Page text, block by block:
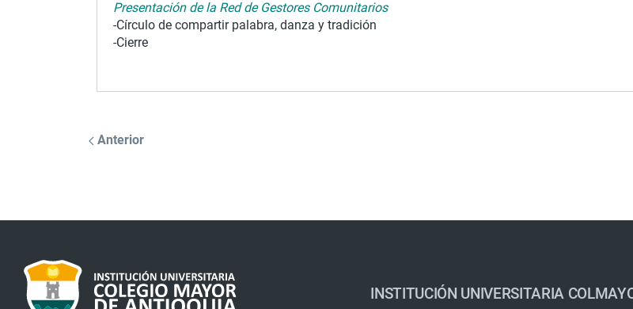
Presentación de la Red de Gestores Comunitarios
-Círculo de compartir palabra, danza y tradición
-Cierre
Anterior
INSTITUCIÓN UNIVERSITARIA